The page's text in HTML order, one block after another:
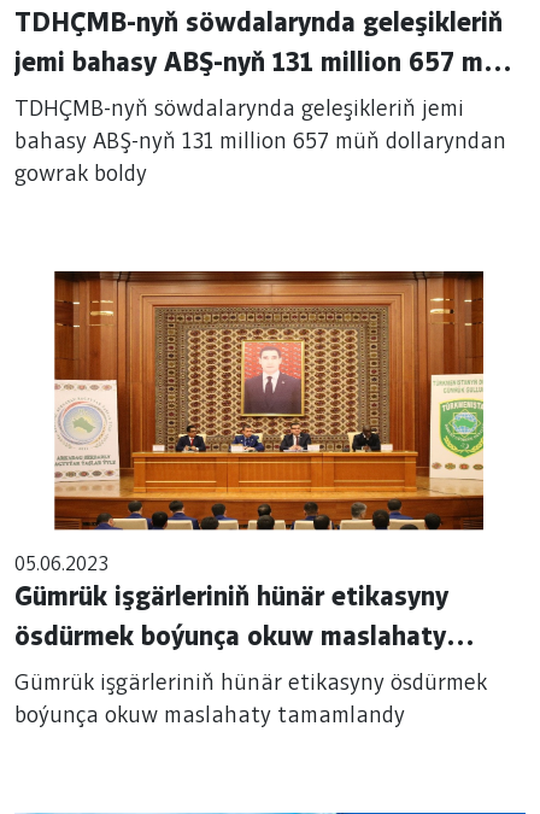
TDHÇMB-nyň söwdalarynda geleşikleriň
jemi bahasy ABŞ-nyň 131 million 657 müň
dollaryndan gowrak boldy
TDHÇMB-nyň söwdalarynda geleşikleriň jemi
bahasy ABŞ-nyň 131 million 657 müň dollaryndan
gowrak boldy
05.06.2023
Gümrük işgärleriniň hünär etikasyny
ösdürmek boýunça okuw maslahaty
tamamlandy
Gümrük işgärleriniň hünär etikasyny ösdürmek
boýunça okuw maslahaty tamamlandy